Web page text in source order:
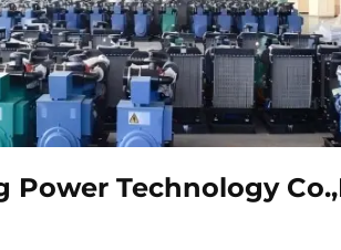
Power Technology